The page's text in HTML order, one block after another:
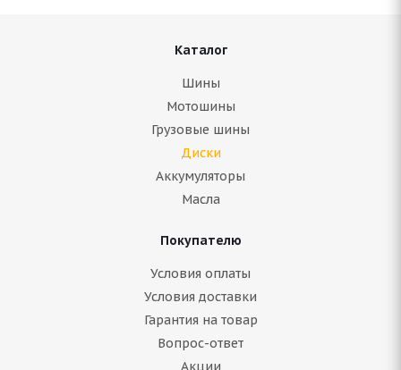
Каталог
Шины
Мотошины
Грузовые шины
Диски
Аккумуляторы
Масла
Покупателю
Условия оплаты
Условия доставки
Гарантия на товар
Вопрос-ответ
Акции